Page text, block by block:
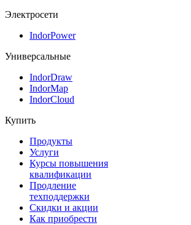
Электросети
IndorPower
Универсальные
IndorDraw
IndorMap
IndorCloud
Купить
Продукты
Услуги
Курсы повышения
квалификации
Продление
техподдержки
Скидки и акции
Как приобрести